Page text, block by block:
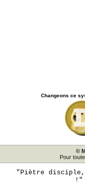
Changeons ce
©
Pour
"Piètre disciple,
!"